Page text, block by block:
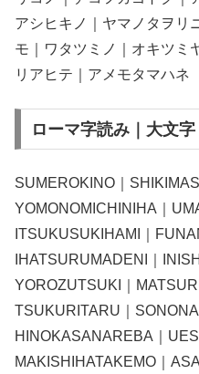
アシヒキノ｜ヤマノタヲリ
モ｜ワタツミノ｜オキツミ
リアヒテ｜アメモタマハネ
ローマ字読み｜大文字
SUMEROKINO｜
YOMONOMICHINIHA｜
ITSUKUSUKIHAMI｜
IHATSURUMADENI｜
YOROZUTSUKI｜
TSUKURITARU｜
HINOKASANAREBA｜
MAKISHIHATAKEMO｜